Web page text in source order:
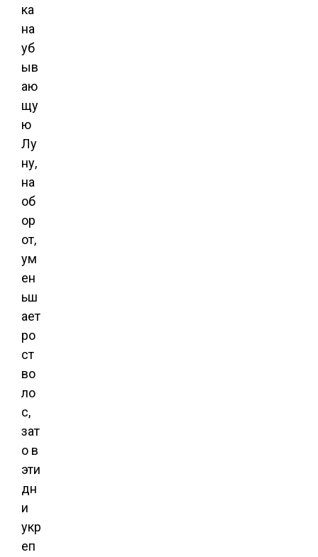
ка
на
уб
ыв
аю
щу
ю
Лу
ну,
на
об
ор
от,
ум
ен
ьш
ает
ро
ст
во
ло
с,
зат
о в
эти
дн
и
укр
еп